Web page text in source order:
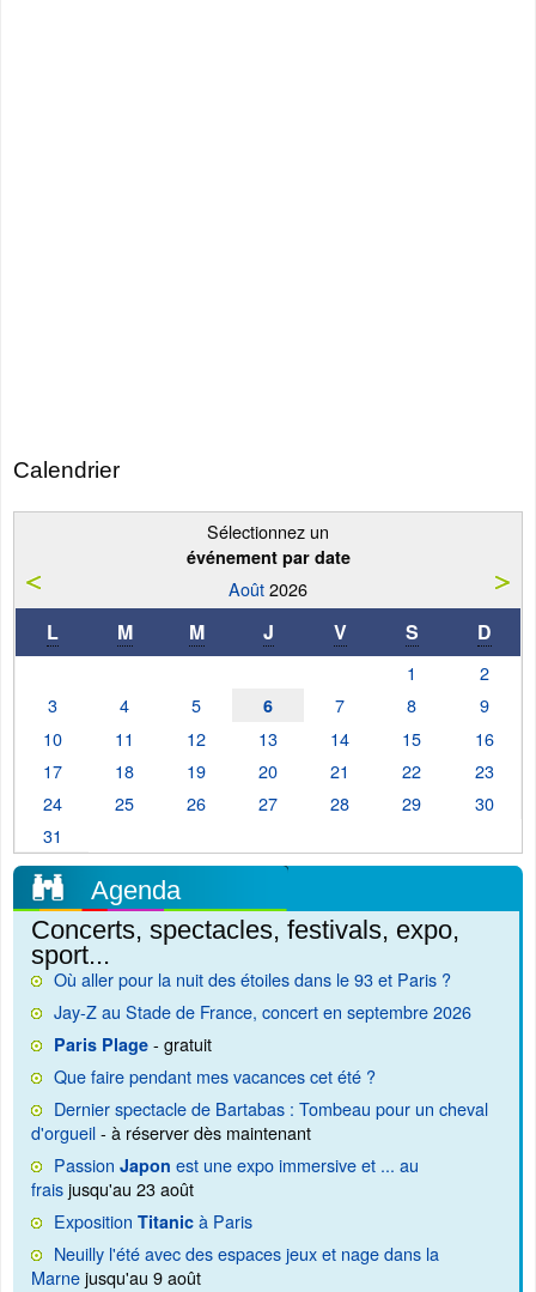
Calendrier
Sélectionnez un
événement par date
Août2026
L M M J V S D
1
2
3
4 5 6 7 8
9
10
11 12 13 14 15
16
17
18 19 20 21 22
23
24
25 26 27 28 29
30
31
Agenda
Concerts, spectacles, festivals, expo,
sport...
Où aller pour la nuit des étoiles dans le 93 et Paris ?
Jay-Z au Stade de France, concert en septembre 2026
Paris Plage - gratuit
Que faire pendant mes vacances cet été ?
Dernier spectacle de Bartabas : Tombeau pour un cheval
d'orgueil- à réserver dès maintenant
Passion Japon est une expo immersive et ... au
fraisjusqu'au 23 août
Exposition Titanic à Paris
Neuilly l'été avec des espaces jeux et nage dans la
Marnejusqu'au 9 août